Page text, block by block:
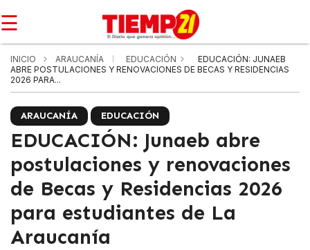
☰
INICIO ARAUCANÍA EDUCACIÓN
EDUCACIÓN: JUNAEB
ABRE POSTULACIONES Y RENOVACIONES DE BECAS Y RESIDENCIAS
2026 PARA...
ARAUCANÍA EDUCACIÓN
EDUCACIÓN: Junaeb abre
postulaciones y renovaciones
de Becas y Residencias 2026
para estudiantes de La
Araucanía